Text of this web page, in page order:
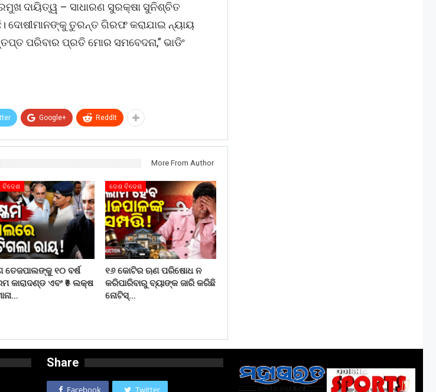
ଦାୟିତ୍ୱ – ସାଧାରଣ ସୁରକ୍ଷା ସୁନିଶ୍ଚିତ
ଦୋଷୀମାନଙ୍କୁ ତୁରନ୍ତ ଗିରଫ କରାଯାଇ ନ୍ୟାୟ
ପରିବାର ପ୍ରତି ମୋର ସମବେଦନା,” ଭାଡିଂ
Google+ ReddIt
More From Author
ବିଦେଶ
ତେଜପାଲଙ୍କୁ ୧୦ ବର୍ଷ
କାରାଦଣ୍ଡ ଏବଂ ₹୫ ଲକ୍ଷ
ଦେଶ ବିଦେଶ
୧୬ କୋଟିର ଋଣ ପରିଷୋଧ ନ
କରିପାରିବାରୁ ବ୍ୟାଙ୍କ ଜାରି କରିଛି
ନୋଟିସ୍…
Share
Facebook Twitter